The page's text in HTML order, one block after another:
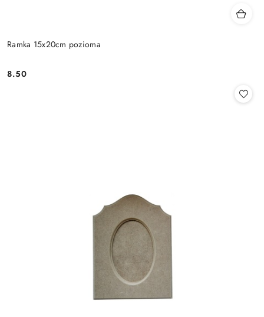
Ramka 15x20cm pozioma
Cena:
8.50